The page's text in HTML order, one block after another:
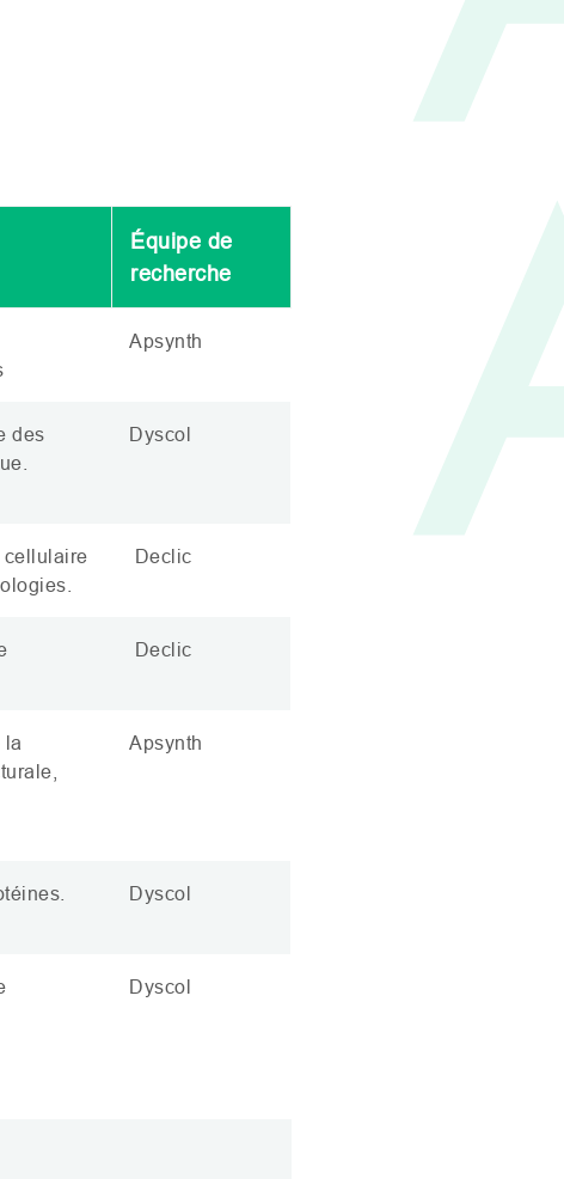
Équipe de
recherche
Apsynth
des
Dyscol
cellulaire
Declic
Declic
la
Apsynth
Dyscol
Dyscol